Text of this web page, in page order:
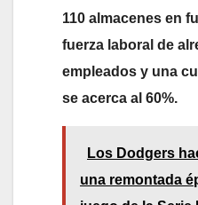
110 almacenes en
fuerza laboral de
empleados y una
se acerca al 60%.
Los Dodgers
una remontada